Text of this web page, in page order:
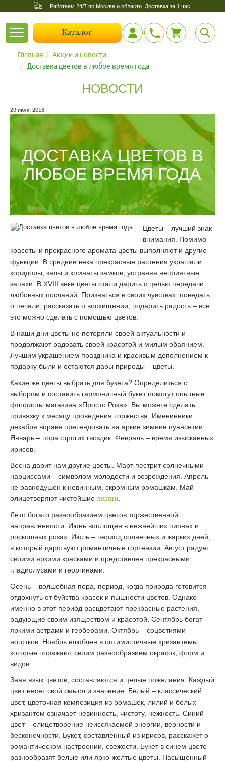
Работаем 24/7 по Москве и области. Доставка за 1 час!
Toggle
navigation
Каталог
Главная
Акции и новости
Доставка цветов в любое время года
НОВОСТИ
29 июля 2016
ДОСТАВКА ЦВЕТОВ В
ЛЮБОЕ ВРЕМЯ ГОДА
Цветы – лучший знак
внимания. Помимо
красоты и прекрасного аромата цветы выполняют и другие
функции. В средние века прекрасные растения украшали
коридоры, залы и комнаты замков, устраняя неприятные
запахи. В XVIII веке цветы стали дарить с целью передачи
любовных посланий. Признаться в своих чувствах, поведать
о печали, рассказать о восхищении, подарить радость – все
это можно сделать с помощью цветов.
В наши дни цветы не потеряли своей актуальности и
продолжают радовать своей красотой и милым обаянием.
Лучшим украшением праздника и красивым дополнением к
подарку были и остаются дары природы – цветы.
Какие же цветы выбрать для букета? Определиться с
выбором и составить гармоничный букет помогут опытные
флористы магазина «Просто Роза». Вы можете сделать
привязку к месяцу проведения торжества. Именинники
декабря вправе претендовать на яркие зимние пуансетии.
Январь – пора строгих гвоздик. Февраль – время изысканных
ирисов.
Весна дарит нам другие цветы. Март пестрит солнечными
нарциссами – символом молодости и возрождения. Апрель
не равнодушен к невинным, скромным ромашкам. Май
олицетворяют чистейшие лилии
Лето богато разнообразием цветов торжественной
направленности. Июнь воплощен в нежнейших пионах и
роскошных розах. Июль – период солнечных и жарких дней,
в который царствуют романтичные гортензии. Август радует
своими яркими красками и представлен прекрасными
гладиолусами и георгинами.
Осень – волшебная пора, период, когда природа готовится
отдохнуть от буйства красок и пышности цветов. Однако
именно в этот период расцветают прекрасные растения,
радующие своим изяществом и красотой. Сентябрь богат
яркими астрами и герберами. Октябрь – соцветиями
ноготков. Ноябрь влюблен в оптимистичные хризантемы,
которые поражают своим разнообразием окрасок, форм и
видов.
Зная язык цветов, составляются и целые пожелания. Каждый
цвет несет свой смысл и значение. Белый – классический
цвет, цветочная композиция из ромашек, лилий и белых
хризантем означает невинность, чистоту, нежность. Синий
цвет – олицетворение неиссякаемой энергии, верности и
бесконечности. Букет, составленный из ирисов, расскажет о
романтическом настроении, свежести. Букет в синем цвете
разнообразят белые или ярко-желтые цветы. Насыщенный